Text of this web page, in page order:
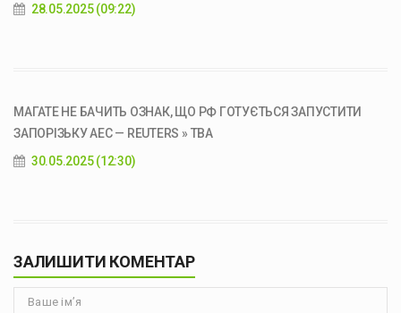
28.05.2025 (09:22)
МАГАТЕ НЕ БАЧИТЬ ОЗНАК, ЩО РФ ГОТУЄТЬСЯ ЗАПУСТИТИ
ЗАПОРІЗЬКУ АЕС — REUTERS » ТВА
30.05.2025 (12:30)
ЗАЛИШИТИ КОМЕНТАР